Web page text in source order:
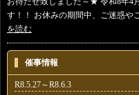
す！！ お休みの期間中、ご迷惑や
を読む
催事情報
R8.5.27～R8.6.3